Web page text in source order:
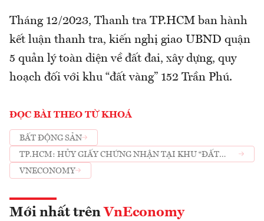
Tháng 12/2023, Thanh tra TP.HCM ban hành
kết luận thanh tra, kiến nghị giao UBND quận
5 quản lý toàn diện về đất đai, xây dựng, quy
hoạch đối với khu “đất vàng” 152 Trần Phú.
ĐỌC BÀI THEO TỪ KHOÁ
BẤT ĐỘNG SẢN
TP.HCM: HỦY GIẤY CHỨNG NHẬN TẠI KHU “ĐẤT
VÀNG” 152 TRẦN PHÚ
VNECONOMY
Mới nhất trên VnEconomy